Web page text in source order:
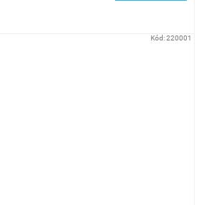
Kód:220001